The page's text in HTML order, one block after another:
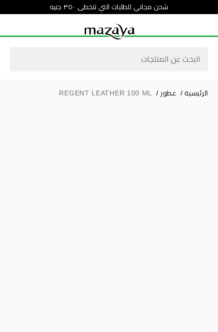
شحن مجاني للطلبات التي تتخطى ٣٥٠٠ جنيه
الرئيسية / عطور /
REGENT LEATHER 100 ML